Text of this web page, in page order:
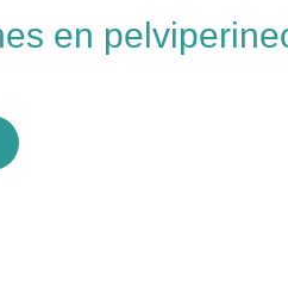
en